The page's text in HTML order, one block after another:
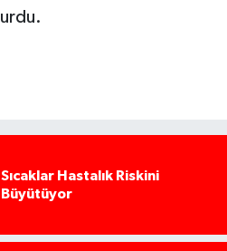
Sıcaklar Hastalık Riskini
Büyütüyor